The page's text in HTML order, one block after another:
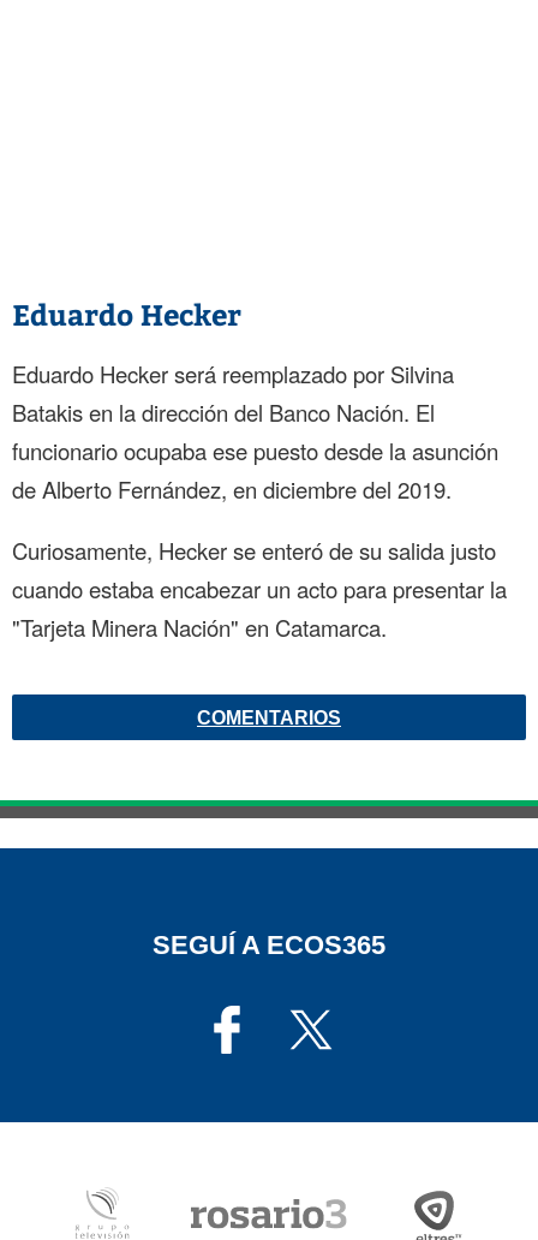
Eduardo Hecker
Eduardo Hecker será reemplazado por Silvina
Batakis en la dirección del Banco Nación. El
funcionario ocupaba ese puesto desde la asunción
de Alberto Fernández, en diciembre del 2019.
Curiosamente, Hecker se enteró de su salida justo
cuando estaba encabezar un acto para presentar la
"Tarjeta Minera Nación" en Catamarca.
COMENTARIOS
SEGUÍ A ECOS365